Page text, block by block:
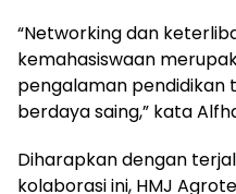
“Networking dan
kemahasiswaan
pengalaman pendidikan
berdaya saing,” kata
Diharapkan dengan
kolaborasi ini, HMJ